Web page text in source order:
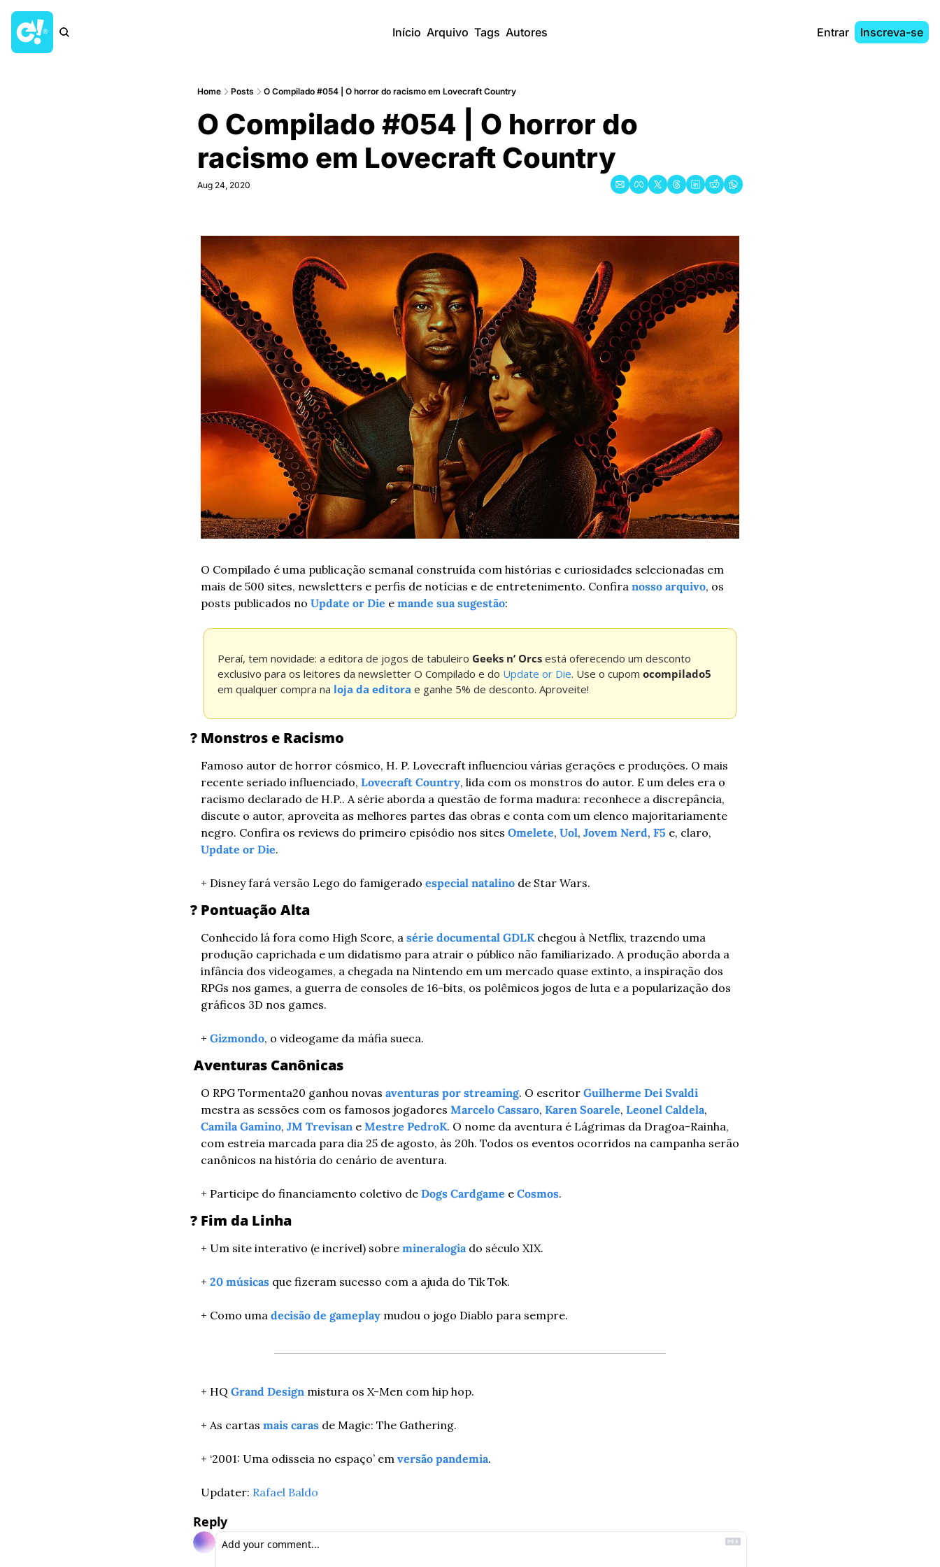
Início Arquivo Tags Autores Entrar Inscreva-se
Home Posts O Compilado #054 | O horror do racismo em Lovecraft Country
O Compilado #054 | O horror do
racismo em Lovecraft Country
Aug 24, 2020
O Compilado é uma publicação semanal construída com histórias e curiosidades selecionadas em
mais de 500 sites, newsletters e perfis de notícias e de entretenimento. Confira nosso arquivo, os
posts publicados no Update or Die e mande sua sugestão:
Peraí, tem novidade: a editora de jogos de tabuleiro Geeks n’ Orcs está oferecendo um desconto
exclusivo para os leitores da newsletter O Compilado e do Update or Die. Use o cupom
em qualquer compra na loja da editora e ganhe 5% de desconto. Aproveite!
? Monstros e Racismo
Famoso autor de horror cósmico, H. P. Lovecraft influenciou várias gerações e produções. O mais
recente seriado influenciado, Lovecraft Country, lida com os monstros do autor. E um deles era o
racismo declarado de H.P.. A série aborda a questão de forma madura: reconhece a discrepância,
discute o autor, aproveita as melhores partes das obras e conta com um elenco majoritariamente
negro. Confira os reviews do primeiro episódio nos sites Omelete, Uol, Jovem Nerd, F5
Update or Die.
+ Disney fará versão Lego do famigerado especial natalino de Star Wars.
? Pontuação Alta
Conhecido lá fora como High Score, a série documental GDLK chegou à Netflix, trazendo uma
produção caprichada e um didatismo para atrair o público não familiarizado. A produção aborda a
infância dos videogames, a chegada na Nintendo em um mercado quase extinto, a inspiração dos
RPGs nos games, a guerra de consoles de 16-bits, os polêmicos jogos de luta e a popularização dos
gráficos 3D nos games.
+ Gizmondo, o videogame da máfia sueca.
Aventuras Canônicas
O RPG Tormenta20 ganhou novas aventuras por streaming. O escritor Guilherme Dei Svaldi
mestra as sessões com os famosos jogadores Marcelo Cassaro, Karen Soarele, Leonel Caldela
Camila Gamino, JM Trevisan e Mestre PedroK. O nome da aventura é Lágrimas da Dragoa-Rainha,
com estreia marcada para dia 25 de agosto, às 20h. Todos os eventos ocorridos na campanha serão
canônicos na história do cenário de aventura.
+ Participe do financiamento coletivo de Dogs Cardgame e Cosmos.
? Fim da Linha
+ Um site interativo (e incrível) sobre mineralogia do século XIX.
+ 20 músicas que fizeram sucesso com a ajuda do Tik Tok.
+ Como uma decisão de gameplay mudou o jogo Diablo para sempre.
+ HQ Grand Design mistura os X-Men com hip hop.
+ As cartas mais caras de Magic: The Gathering.
+ ‘2001: Uma odisseia no espaço’ em versão pandemia.
Updater: Rafael Baldo
Reply